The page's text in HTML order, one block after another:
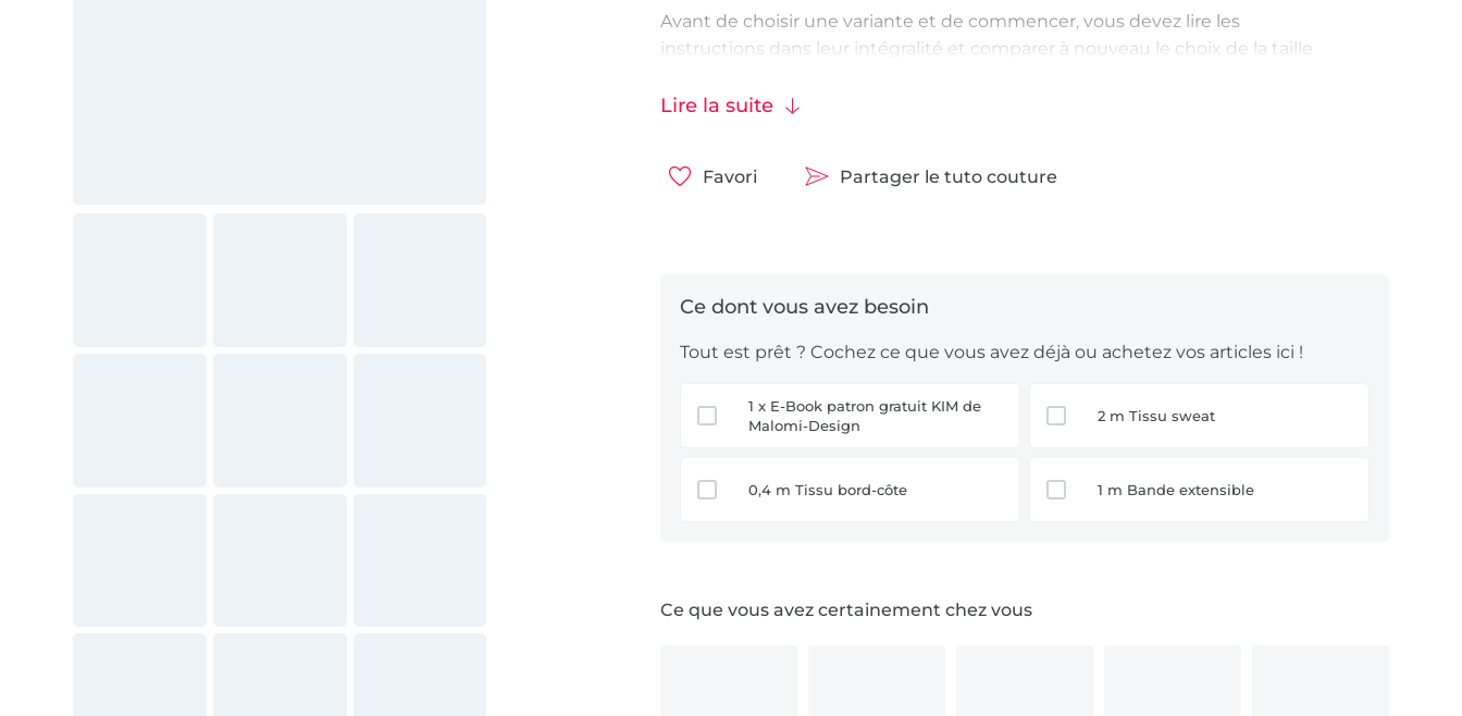
Avant de choisir une variante et de commencer, vous devez lire les
instructions dans leur intégralité et comparer à nouveau le choix de la taille
Tissus conseillés :
Lire la suite
Favori Partager le tuto couture
Tout est prêt ? Cochez ce que vous avez déjà ou achetez vos articles ici !
1 x E-Book patron gratuit KIM de
Malomi-Design
2 m Tissu sweat
0,4 m Tissu bord-côte 1 m Bande extensible
Ce que vous avez certainement chez vous